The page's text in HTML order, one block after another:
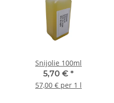
Snijolie 100ml
5,70 € *
57,00 € per 1 l